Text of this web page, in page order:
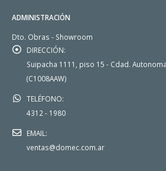
ADMINISTRACIÓN
Dto. Obras - Showroom
DIRECCIÓN:
Suipacha 1111, piso 15 - Cdad.
(C1008AAW)
TELÉFONO:
4312 - 1980
EMAIL:
ventas@domec.com.ar